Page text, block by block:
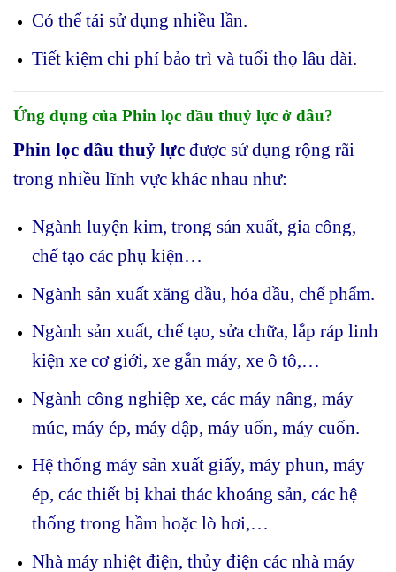
Có thể tái sử dụng nhiều lần.
Tiết kiệm chi phí bảo trì và tuổi thọ lâu dài.
Ứng dụng của Phin lọc dầu thuỷ lực ở đâu?
Phin lọc dầu thuỷ lực được sử dụng rộng rãi
trong nhiều lĩnh vực khác nhau như:
Ngành luyện kim, trong sản xuất, gia công,
chế tạo các phụ kiện…
Ngành sản xuất xăng dầu, hóa dầu, chế phẩm.
Ngành sản xuất, chế tạo, sửa chữa, lắp ráp linh
kiện xe cơ giới, xe gắn máy, xe ô tô,…
Ngành công nghiệp xe, các máy nâng, máy
múc, máy ép, máy dập, máy uốn, máy cuốn.
Hệ thống máy sản xuất giấy, máy phun, máy
ép, các thiết bị khai thác khoáng sản, các hệ
thống trong hầm hoặc lò hơi,…
Nhà máy nhiệt điện, thủy điện các nhà máy